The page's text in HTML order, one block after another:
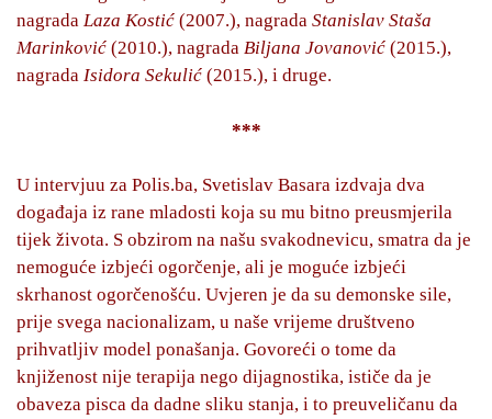
nagrada Laza Kostić (2007.), nagrada Stanislav Staša
Marinković (2010.), nagrada Biljana Jovanović (2015.),
nagrada Isidora Sekulić (2015.), i druge.
***
U intervjuu za Polis.ba, Svetislav Basara izdvaja dva
događaja iz rane mladosti koja su mu bitno preusmjerila
tijek života. S obzirom na našu svakodnevicu, smatra da je
nemoguće izbjeći ogorčenje, ali je moguće izbjeći
skrhanost ogorčenošću. Uvjeren je da su demonske sile,
prije svega nacionalizam, u naše vrijeme društveno
prihvatljiv model ponašanja. Govoreći o tome da
knjiženost nije terapija nego dijagnostika, ističe da je
obaveza pisca da dadne sliku stanja, i to preuveličanu da